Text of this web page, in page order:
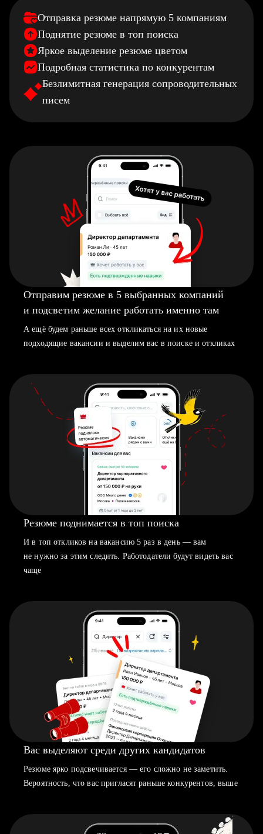
Отправка резюме напрямую 5 компаниям
Поднятие резюме в топ поиска
Яркое выделение резюме цветом
Подробная статистика по конкурентам
Безлимитная генерация сопроводительных
писем
Отправим резюме в 5 выбранных компаний
и подсветим желание работать именно там
А ещё будем раньше всех откликаться на их новые
подходящие вакансии и выделим вас в поиске и откликах
Резюме поднимается в топ поиска
И в топ откликов на вакансию 5 раз в день — вам
не нужно за этим следить. Работодатели будут видеть вас
чаще
Вас выделяют среди других кандидатов
Резюме ярко подсвечивается — его сложно не заметить.
Вероятность, что вас пригласят раньше конкурентов, выше